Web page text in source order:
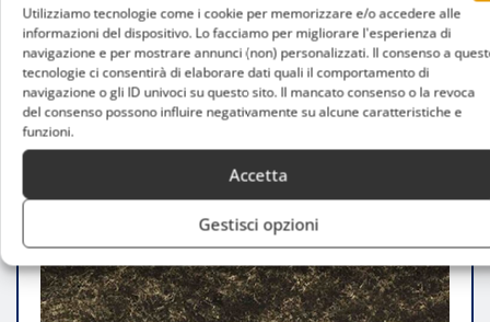
Utilizziamo tecnologie come i cookie per memorizzare e/o accedere alle
informazioni del dispositivo. Lo facciamo per migliorare l'esperienza di
navigazione e per mostrare annunci (non) personalizzati. Il consenso a
tecnologie ci consentirà di elaborare dati quali il comportamento di
navigazione o gli ID univoci su questo sito. Il mancato consenso o la revoca
del consenso possono influire negativamente su alcune caratteristiche e
funzioni.
Accetta
Gestisci opzioni